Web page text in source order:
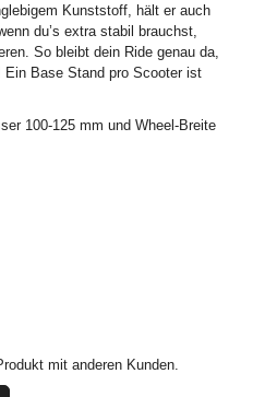
Kunststoff, hält er auch
du’s extra stabil brauchst,
So bleibt dein Ride genau da,
Ein Base Stand pro Scooter ist
100-125 mm und Wheel-Breite
5 Sternen
mit anderen Kunden.